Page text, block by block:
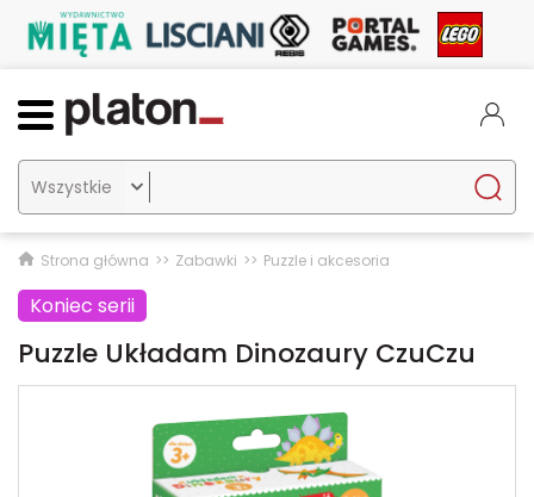

Strona główna Zabawki Puzzle i akcesoria
Koniec serii
Puzzle Układam Dinozaury CzuCzu